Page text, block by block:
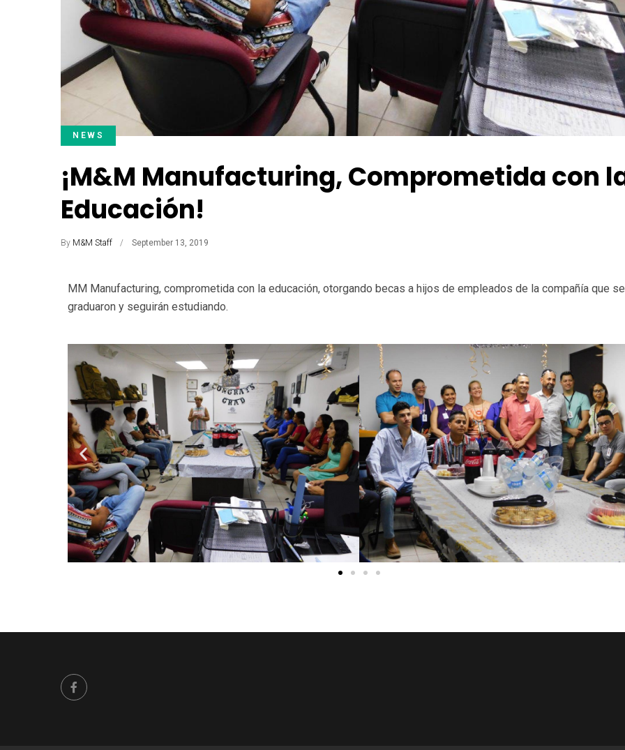
NEWS
¡M&M Manufacturing, Comprometida con
Educación!
By M&M Staff September 13, 2019
MM Manufacturing, comprometida con la educación, otorgando becas a hijos de empleados de la compañía que se
graduaron y seguirán estudiando.